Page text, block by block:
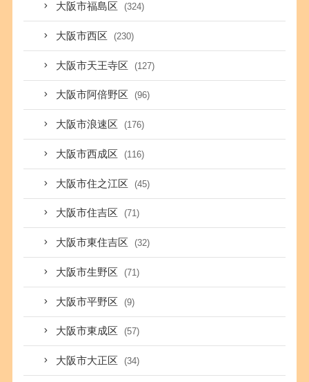
大阪市福島区 (324)
大阪市西区 (230)
大阪市天王寺区 (127)
大阪市阿倍野区 (96)
大阪市浪速区 (176)
大阪市西成区 (116)
大阪市住之江区 (45)
大阪市住吉区 (71)
大阪市東住吉区 (32)
大阪市生野区 (71)
大阪市平野区 (9)
大阪市東成区 (57)
大阪市大正区 (34)